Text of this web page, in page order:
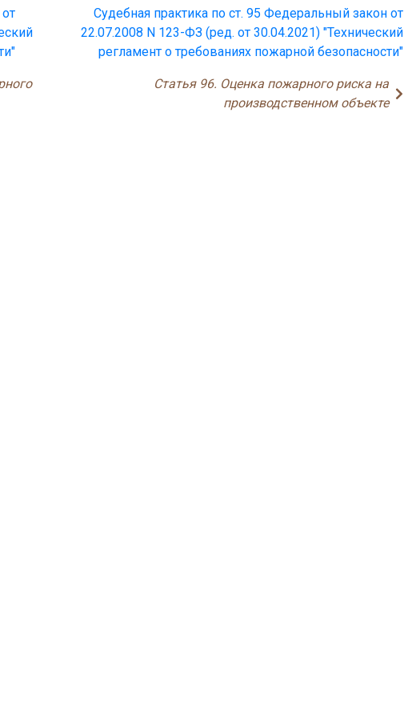
Судебная практика по ст. 95 Федеральный закон от
22.07.2008 N 123-ФЗ (ред. от 30.04.2021) "Технический
регламент о требованиях пожарной безопасности"
Статья 96. Оценка пожарного риска на
производственном объекте